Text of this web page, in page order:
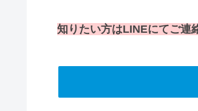
知りたい方はLINEにてご連